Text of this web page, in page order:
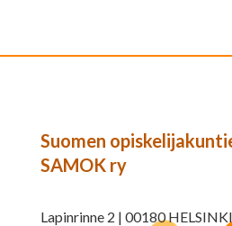
Suomen
SAMOK ry
Lapinrinne 2 | 00180 HELSINKI